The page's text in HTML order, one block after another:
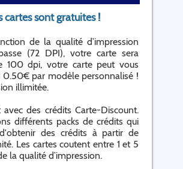
cartes sont gratuites !
de la qualité d’impression
(72 DPI), votre carte sera
100 dpi, votre carte peut vous
0.50€ par modèle personnalisé !
illimitée.
des crédits Carte-Discount.
différents packs de crédits qui
des crédits à partir de
Les cartes coutent entre 1 et 5
la qualité d’impression.